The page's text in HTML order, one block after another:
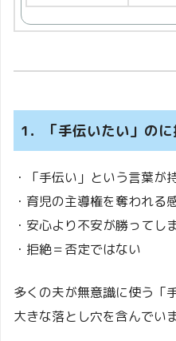
1．「手伝いたい」の
・「手伝い」という言葉が
・育児の主導権を奪われる
・安心より不安が勝ってし
・拒絶＝否定ではない
多くの夫が無意識に使う「
大きな落とし穴を含んでいま